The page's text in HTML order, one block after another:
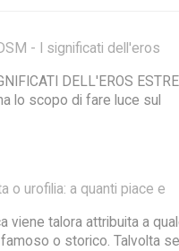
- I significati dell'eros
DELL'EROS
lo scopo di fare luce sul
o urofilia: a quanti piace e
viene talora attribuita a
o storico. Talvolta